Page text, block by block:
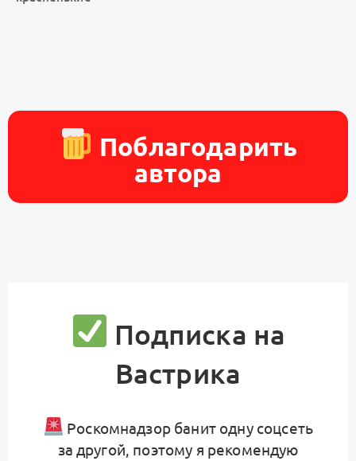
Поблагодарить
автора
Подписка на
Вастрика
Роскомнадзор банит одну соцсеть
за другой, поэтому я рекомендую